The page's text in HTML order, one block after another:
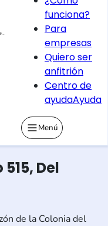
funciona?
Para
empresas
Quiero ser
anfitrión
Centro de
ayudaAyuda
Menú
Del
de la Colonia del